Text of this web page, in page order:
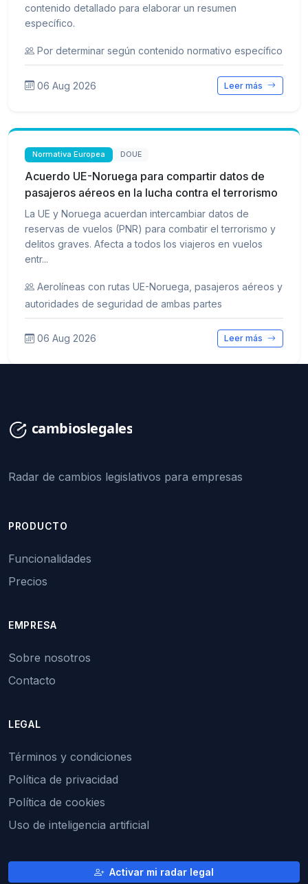
contenido detallado para elaborar un resumen
específico.
Por determinar según contenido normativo específico
06 Aug 2026 Leer más
Normativa Europea DOUE
Acuerdo UE-Noruega para compartir datos de
pasajeros aéreos en la lucha contra el terrorismo
La UE y Noruega acuerdan intercambiar datos de
reservas de vuelos (PNR) para combatir el terrorismo y
delitos graves. Afecta a todos los viajeros en vuelos
entr...
Aerolíneas con rutas UE-Noruega, pasajeros aéreos y
autoridades de seguridad de ambas partes
06 Aug 2026 Leer más
Radar de cambios legislativos para empresas
PRODUCTO
Funcionalidades
Precios
EMPRESA
Sobre nosotros
Contacto
LEGAL
Términos y condiciones
Política de privacidad
Política de cookies
Uso de inteligencia artificial
Activar mi radar legal